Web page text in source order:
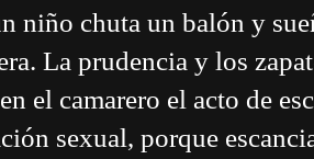
niño chuta un balón y
La prudencia y los
el camarero el acto de
sexual, porque